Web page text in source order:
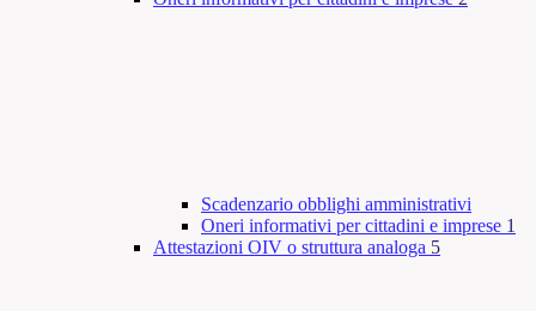
Scadenzario obblighi amministrativi
Oneri informativi per cittadini e imprese 1
Attestazioni OIV o struttura analoga 5